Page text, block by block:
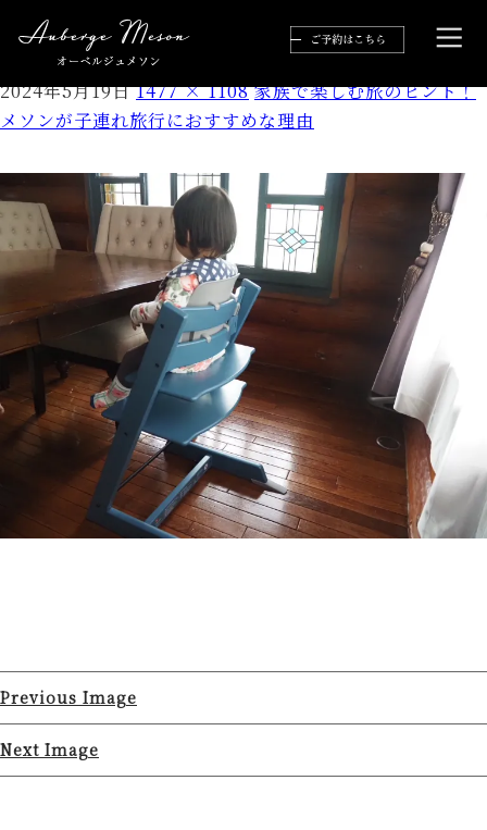
S__36618296
2024年5月19日 1477 × 1108 家族で楽しむ旅のヒント！
メソンが子連れ旅行におすすめな理由
Previous Image
Next Image